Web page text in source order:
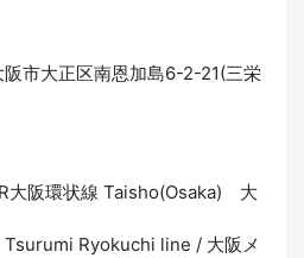
市大正区南恩加島6-2-21(三栄
大阪環状線 Taisho(Osaka) 大
Ryokuchi line / 大阪メ